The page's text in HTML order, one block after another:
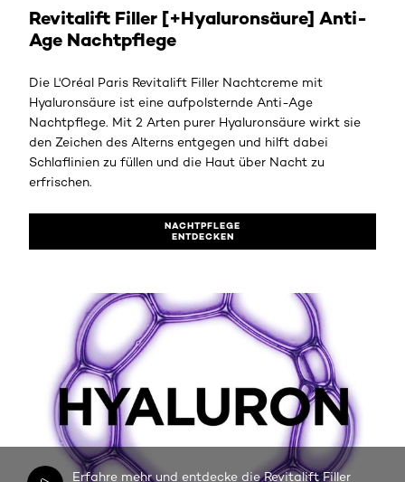
Revitalift Filler [+Hyaluronsäure] Anti-
Age Nachtpflege
Die L'Oréal Paris Revitalift Filler Nachtcreme mit
Hyaluronsäure ist eine aufpolsternde Anti-Age
Nachtpflege. Mit 2 Arten purer Hyaluronsäure wirkt sie
den Zeichen des Alterns entgegen und hilft dabei
Schlaflinien zu füllen und die Haut über Nacht zu
erfrischen.
NACHTPFLEGE
ENTDECKEN
Erfahre mehr und entdecke die Revitalift Filler